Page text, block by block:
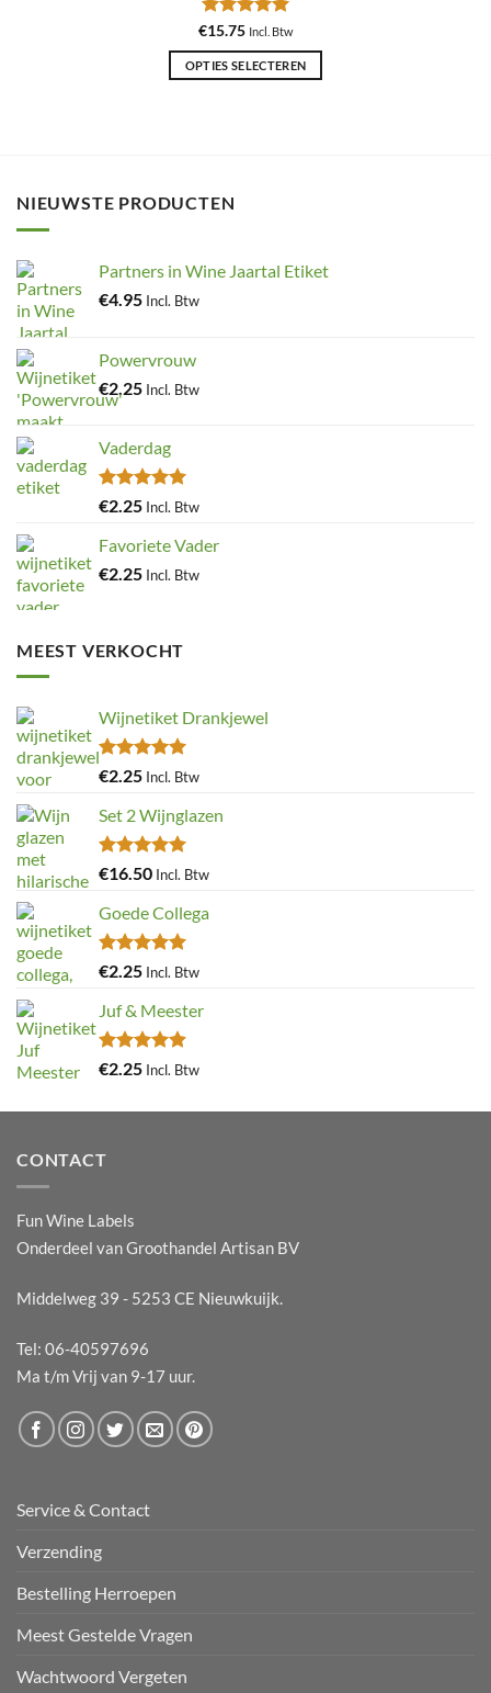
optie
kan
gekozen
worden
Gewaardeerd
5uit 5
€15.75 Incl. Btw
OPTIES SELECTEREN
gekozen
NIEUWSTE PRODUCTEN
Partners in Wine Jaartal Etiket
€4.95 Incl. Btw
Powervrouw
€2.25 Incl. Btw
Vaderdag
Gewaardeerd
€2.25 Incl. Btw
Favoriete Vader
€2.25 Incl. Btw
MEEST VERKOCHT
Wijnetiket Drankjewel
Gewaardeerd
€2.25 Incl. Btw
Set 2 Wijnglazen
Gewaardeerd
€16.50 Incl. Btw
Goede Collega
Gewaardeerd
€2.25 Incl. Btw
Juf & Meester
Gewaardeerd
€2.25 Incl. Btw
CONTACT
Fun Wine Labels
Onderdeel van Groothandel Artisan BV
Middelweg 39 - 5253 CE Nieuwkuijk.
Tel: 06-40597696
Ma t/m Vrij van 9-17 uur.
Service & Contact
Verzending
Bestelling Herroepen
Meest Gestelde Vragen
Wachtwoord Vergeten